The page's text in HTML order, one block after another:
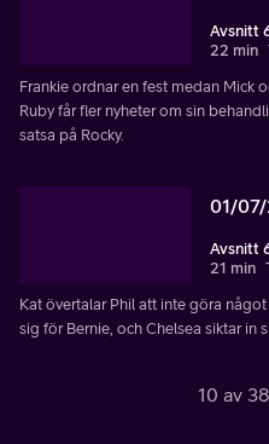
Avsnitt
22 min
Frankie ordnar en fest medan Mick
Ruby får fler nyheter om sin
satsa på Rocky.
01/
Avsnitt
21 min
Kat övertalar Phil att inte göra
sig för Bernie, och Chelsea siktar in
10 av